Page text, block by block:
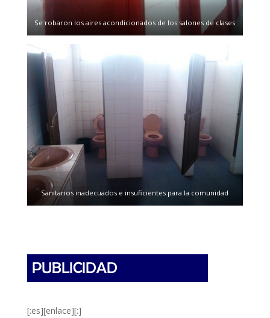
Se robaron los aires acondicionados de los salones de clases
Sanitarios inadecuados e insuficientes para la comunidad
[:es][enlace][:]